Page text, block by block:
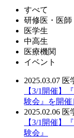
すべて
研修医・医師
医学生
中高生
医療機関
イベント
2025.03.07 医
【3/1開催】
験会』を開催
2025.02.06 医
【3/1開催】
験会』